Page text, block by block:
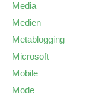
Media
Medien
Metablogging
Microsoft
Mobile
Mode